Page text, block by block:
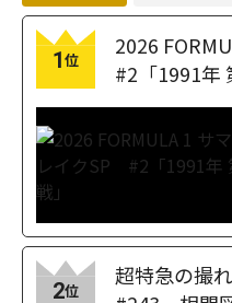
1位
2026
#2「1991年
2位
超特急の撮